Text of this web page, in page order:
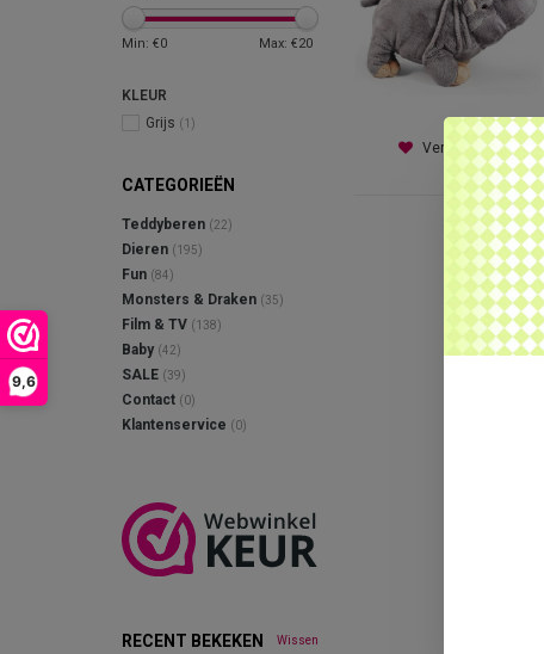
9,6
Min: €0 Max: €20
KLEUR
Grijs (1)
CATEGORIEËN
Teddyberen (22)
Dieren (195)
Fun (84)
Monsters & Draken (35)
Film & TV (138)
Baby (42)
SALE (39)
Contact (0)
Klantenservice (0)
RECENT BEKEKEN Wissen
Verlanglijst